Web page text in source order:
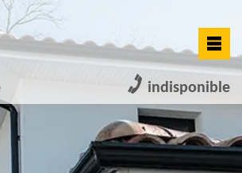
indisponible